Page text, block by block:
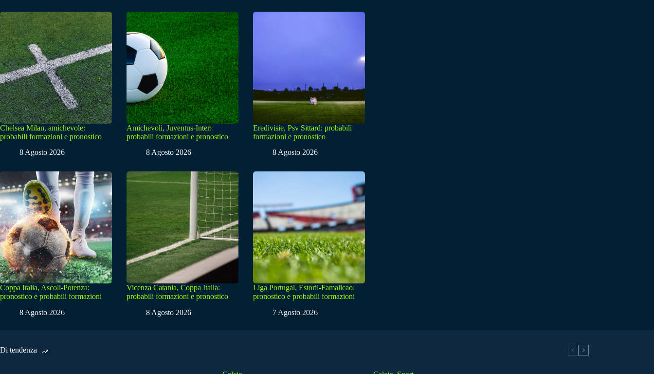
Chelsea Milan, amichevole:
probabili formazioni e pronostico
8 Agosto 2026
Amichevoli, Juventus-Inter:
probabili formazioni e pronostico
8 Agosto 2026
Eredivisie, Psv Sittard: probabili
formazioni e pronostico
8 Agosto 2026
Coppa Italia, Ascoli-Potenza:
pronostico e probabili formazioni
8 Agosto 2026
Vicenza Catania, Coppa Italia:
probabili formazioni e pronostico
8 Agosto 2026
Liga Portugal, Estoril-Famalicao:
pronostico e probabili formazioni
7 Agosto 2026
Di tendenza